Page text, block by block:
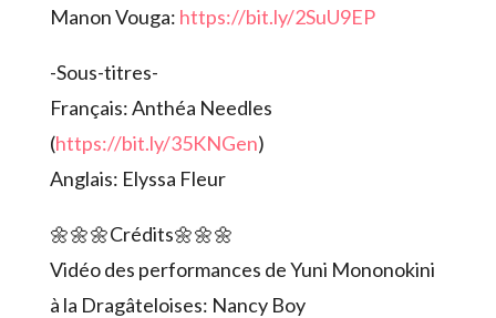
Manon Vouga: https://bit.ly/2SuU9EP
-Sous-titres-
Français: Anthéa Needles
(https://bit.ly/35KNGen)
Anglais: Elyssa Fleur
🌼🌼🌼Crédits🌼🌼🌼
Vidéo des performances de Yuni Mononokini
à la Dragâteloises: Nancy Boy